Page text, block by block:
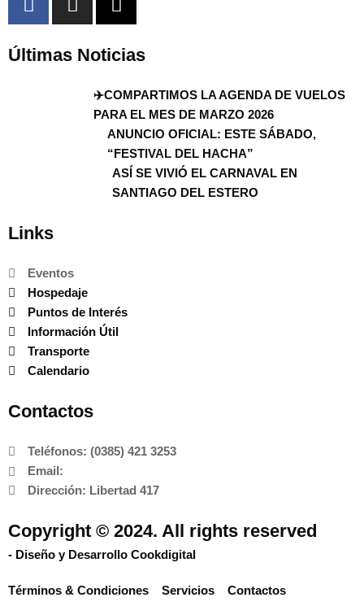
Últimas Noticias
✈️COMPARTIMOS LA AGENDA DE VUELOS
PARA EL MES DE MARZO 2026
ANUNCIO OFICIAL: ESTE SÁBADO,
“FESTIVAL DEL HACHA”
ASÍ SE VIVIÓ EL CARNAVAL EN
SANTIAGO DEL ESTERO
Links
Eventos
Hospedaje
Puntos de Interés
Información Útil
Transporte
Calendario
Contactos
Teléfonos: (0385) 421 3253
Email:
Dirección: Libertad 417
Copyright © 2024. All rights reserved
- Diseño y Desarrollo Cookdigital
Términos & Condiciones Servicios Contactos